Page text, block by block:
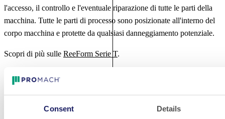
Consent Details
l'accesso, il controllo e l'eventuale riparazione di tutte le parti della
macchina. Tutte le parti di processo sono posizionate all'interno del
corpo macchina e protette da qualsiasi danneggiamento potenziale.
Scopri di più sulle ReeForm Serie T.
Altri video